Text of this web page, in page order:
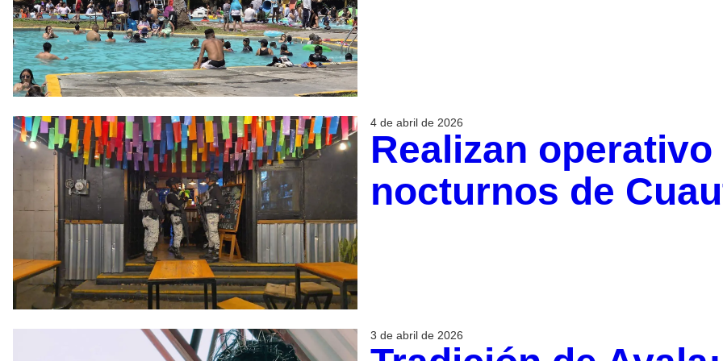
4 de abril de 2026
Realizan
nocturnos de
3 de abril de 2026